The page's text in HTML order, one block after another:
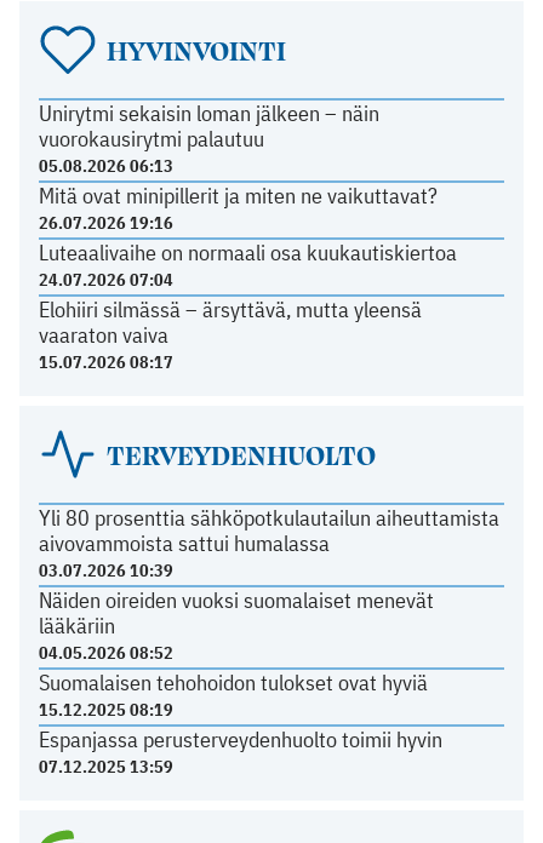
HYVINVOINTI
Unirytmi sekaisin loman jälkeen – näin
vuorokausirytmi palautuu
05.08.2026 06:13
Mitä ovat minipillerit ja miten ne vaikuttavat?
26.07.2026 19:16
Luteaalivaihe on normaali osa kuukautiskiertoa
24.07.2026 07:04
Elohiiri silmässä – ärsyttävä, mutta yleensä
vaaraton vaiva
15.07.2026 08:17
TERVEYDENHUOLTO
Yli 80 prosenttia sähköpotkulautailun aiheuttamista
aivovammoista sattui humalassa
03.07.2026 10:39
Näiden oireiden vuoksi suomalaiset menevät
lääkäriin
04.05.2026 08:52
Suomalaisen tehohoidon tulokset ovat hyviä
15.12.2025 08:19
Espanjassa perusterveydenhuolto toimii hyvin
07.12.2025 13:59